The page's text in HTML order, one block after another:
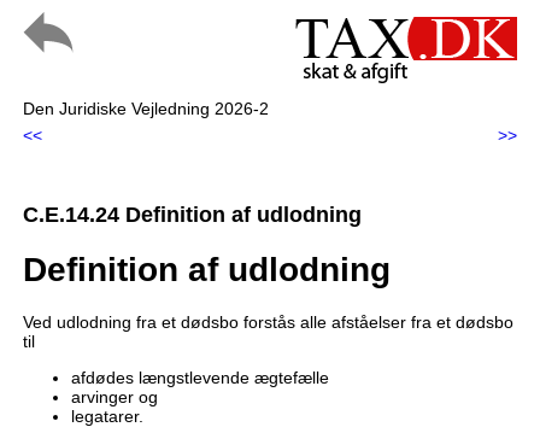
Den Juridiske Vejledning 2026-2
<<
>>
C.E.14.24 Definition af udlodning
Definition af udlodning
Ved udlodning fra et dødsbo forstås alle afståelser fra et dødsbo
til
afdødes længstlevende ægtefælle
arvinger og
legatarer.